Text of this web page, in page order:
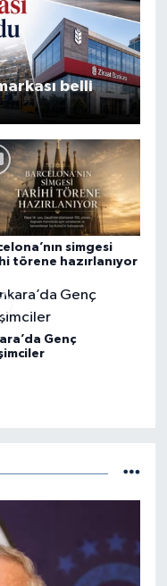
belli
simgesi
törene hazırlanıyor
Genç